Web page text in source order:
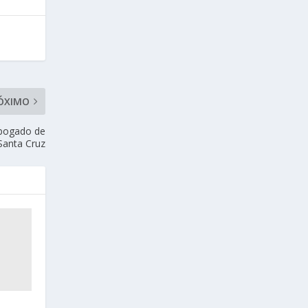
de
Cruz